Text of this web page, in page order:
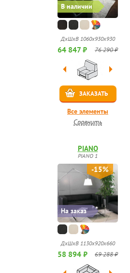
В наличии
ДхШхВ 1060x930x930
64 847 ₽ 76 290 ₽
ЗАКАЗАТЬ
Все элементы
Сравнить
На заказ
-15%
PIANO
PIANO 1
ДхШхВ 1130х920x660
58 894 ₽ 69 288 ₽